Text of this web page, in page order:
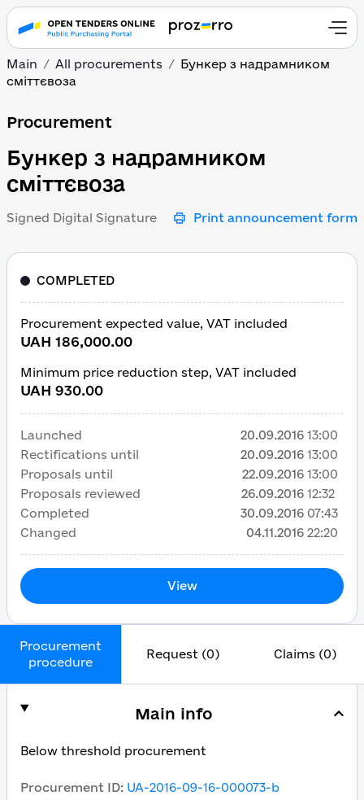
Main All procurements
Бункер з надрамником
сміттєвоза
Бункер з надрамником
Procurement
Бункер з надрамником
сміттєвоза
Signed Digital Signature Print announcement form
Procurement
procedure
Request (0) Claims (0)
Main info
Below threshold procurement
Procurement ID: UA-2016-09-16-000073-b
COMPLETED
Procurement expected value, VAT included
UAH 186,000.00
Minimum price reduction step, VAT included
UAH 930.00
Launched 20.09.2016 13:00
Rectifications until
20.09.2016 13:00
Proposals until
22.09.2016 13:00
Proposals reviewed
26.09.2016 12:32
Completed
30.09.2016 07:43
Changed
04.11.2016 22:20
View